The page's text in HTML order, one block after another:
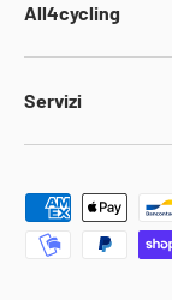
All4cycling
Servizi
Metodi di